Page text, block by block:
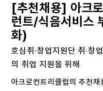
[추천채용] 아크
런트/식음서비스
화)
호심취·창업지원단 취·창
의 취업 지원을 위해
아크로컨트리클럽의 추천